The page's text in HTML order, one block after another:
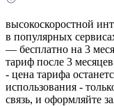
высокоскоростной
в популярных
— бесплатно на 3
тариф после 3
- цена тарифа
использования -
связь, и оформляйте